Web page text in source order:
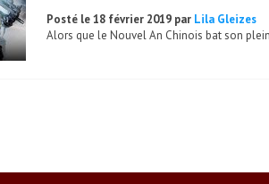
Posté le 18 février 2019 par Lila Gleizes
Alors que le Nouvel An Chinois bat son